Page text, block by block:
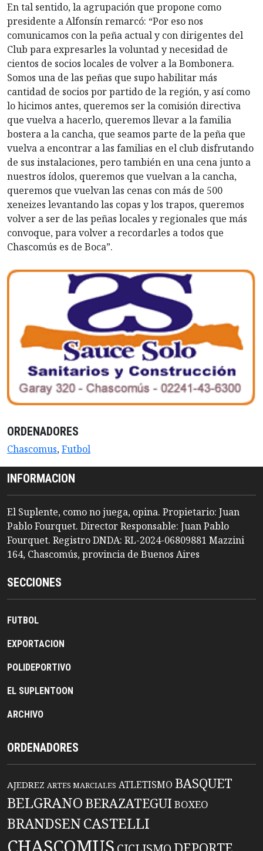
En tal sentido, la agrupación que propone como
presidente a Alfonsín remarcó: “Por eso nos
comunicamos con la peña actual y con dirigentes del
Club para expresarles la voluntad y necesidad de
cientos de socios locales de volver a la Bombonera.
Somos una de las peñas que supo habilitar más
cantidad de socios por partido de la región, y así como
lo hicimos antes, queremos ser la comisión directiva
que vuelva a hacerlo, queremos llevar a la familia
bostera a la cancha, que seamos parte de la peña que
vuelva a encontrar a las familias en el club disfrutando
de sus instalaciones, pero también en una cena junto a
nuestros ídolos, queremos que vuelvan a la cancha,
queremos que vuelvan las cenas con más de 500
xeneizes levantando las copas y los trapos, queremos
volver a ser de las peñas locales y regionales que más
convoque, para volver a recordarles a todos que
Chascomús es de Boca”.
ORDENADORES
Chascomus,Futbol
INFORMACION
El Suplente, como no juega, opina. Propietario: Juan
Pablo Fourquet. Director Responsable: Juan Pablo
Fourquet. Registro DNDA: RL-2024-06809881 Mazzini
164, Chascomús, provincia de Buenos Aires
SECCIONES
FUTBOL
EXPORTACION
POLIDEPORTIVO
EL SUPLENTOON
ARCHIVO
ORDENADORES
AJEDREZ ARTES MARCIALES ATLETISMO BASQUET
BELGRANO BERAZATEGUIBOXEO
BRANDSENCASTELLI